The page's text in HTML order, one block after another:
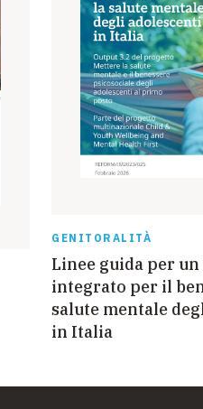
GENITORALITÀ
Linee guida per
integrato per il
salute mentale
in Italia